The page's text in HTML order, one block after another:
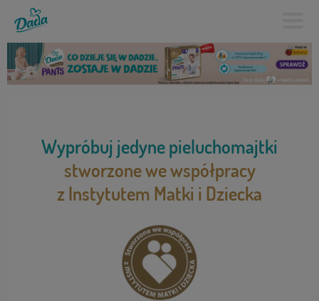
Wypróbuj jedyne pieluchomajtki
stworzone we współpracy
z Instytutem Matki i Dziecka